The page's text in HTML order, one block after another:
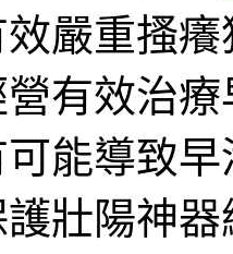
嚴重搔
有效治
能導致
壯陽神